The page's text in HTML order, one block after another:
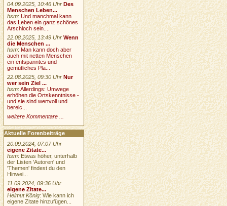
04.09.2025, 10:46 Uhr Des
Menschen Leben...
hsm:Und manchmal kann
das Leben ein ganz schönes
Arschloch sein....
22.08.2025, 13:49 Uhr Wenn
die Menschen ...
hsm:Man kann doch aber
auch mit netten Menschen
ein entspanntes und
gemütliches Pla...
22.08.2025, 09:30 Uhr Nur
wer sein Ziel ...
hsm:Allerdings: Umwege
erhöhen die Ortskenntnisse -
und sie sind wertvoll und
bereic...
weitere Kommentare ...
Aktuelle Forenbeiträge
20.09.2024, 07:07 Uhr
eigene Zitate...
hsm: Etwas höher, unterhalb
der Listen 'Autoren' und
'Themen' findest du den
Hinwei...
11.09.2024, 09:36 Uhr
eigene Zitate...
Helmut König: Wie kann ich
eigene Zitate hinzufügen...